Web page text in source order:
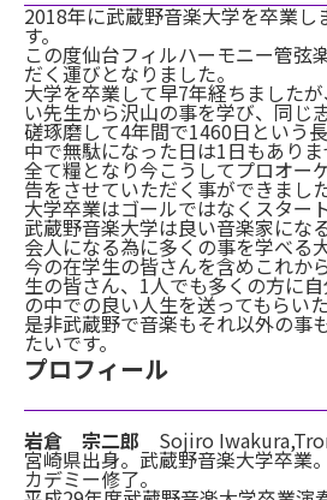
2018年に武蔵野音楽大学を卒業し
す。
この度仙台フィルハーモニー管弦
だく運びとなりました。
大学を卒業して早7年経ちました
い先生から沢山の事を学び、同じ
磋琢磨して4年間で1460日という
中で無駄になった日は1日もあり
全て糧となり今こうしてプロオー
告をさせていただく事ができまし
大学卒業はゴールではなくスター
武蔵野音楽大学は良い音楽家にな
会人になる為に多くの事を学べる
今の在学生の皆さんを含めこれか
生の皆さん、1人でも多くの方に
の中での良い人生を送ってもらい
是非武蔵野で音楽もそれ以外の事
たいです。
プロフィール
岩倉 宗二郎 Sojiro
宮崎県出身。武蔵野音楽大学卒業
カデミー修了。